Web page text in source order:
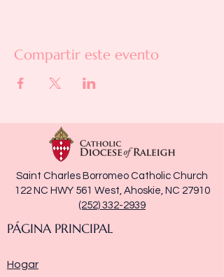
Compartir este evento
Saint Charles Borromeo Catholic Church
122 NC HWY 561 West, Ahoskie, NC 27910
(252) 332-2939
PÁGINA PRINCIPAL
Hogar